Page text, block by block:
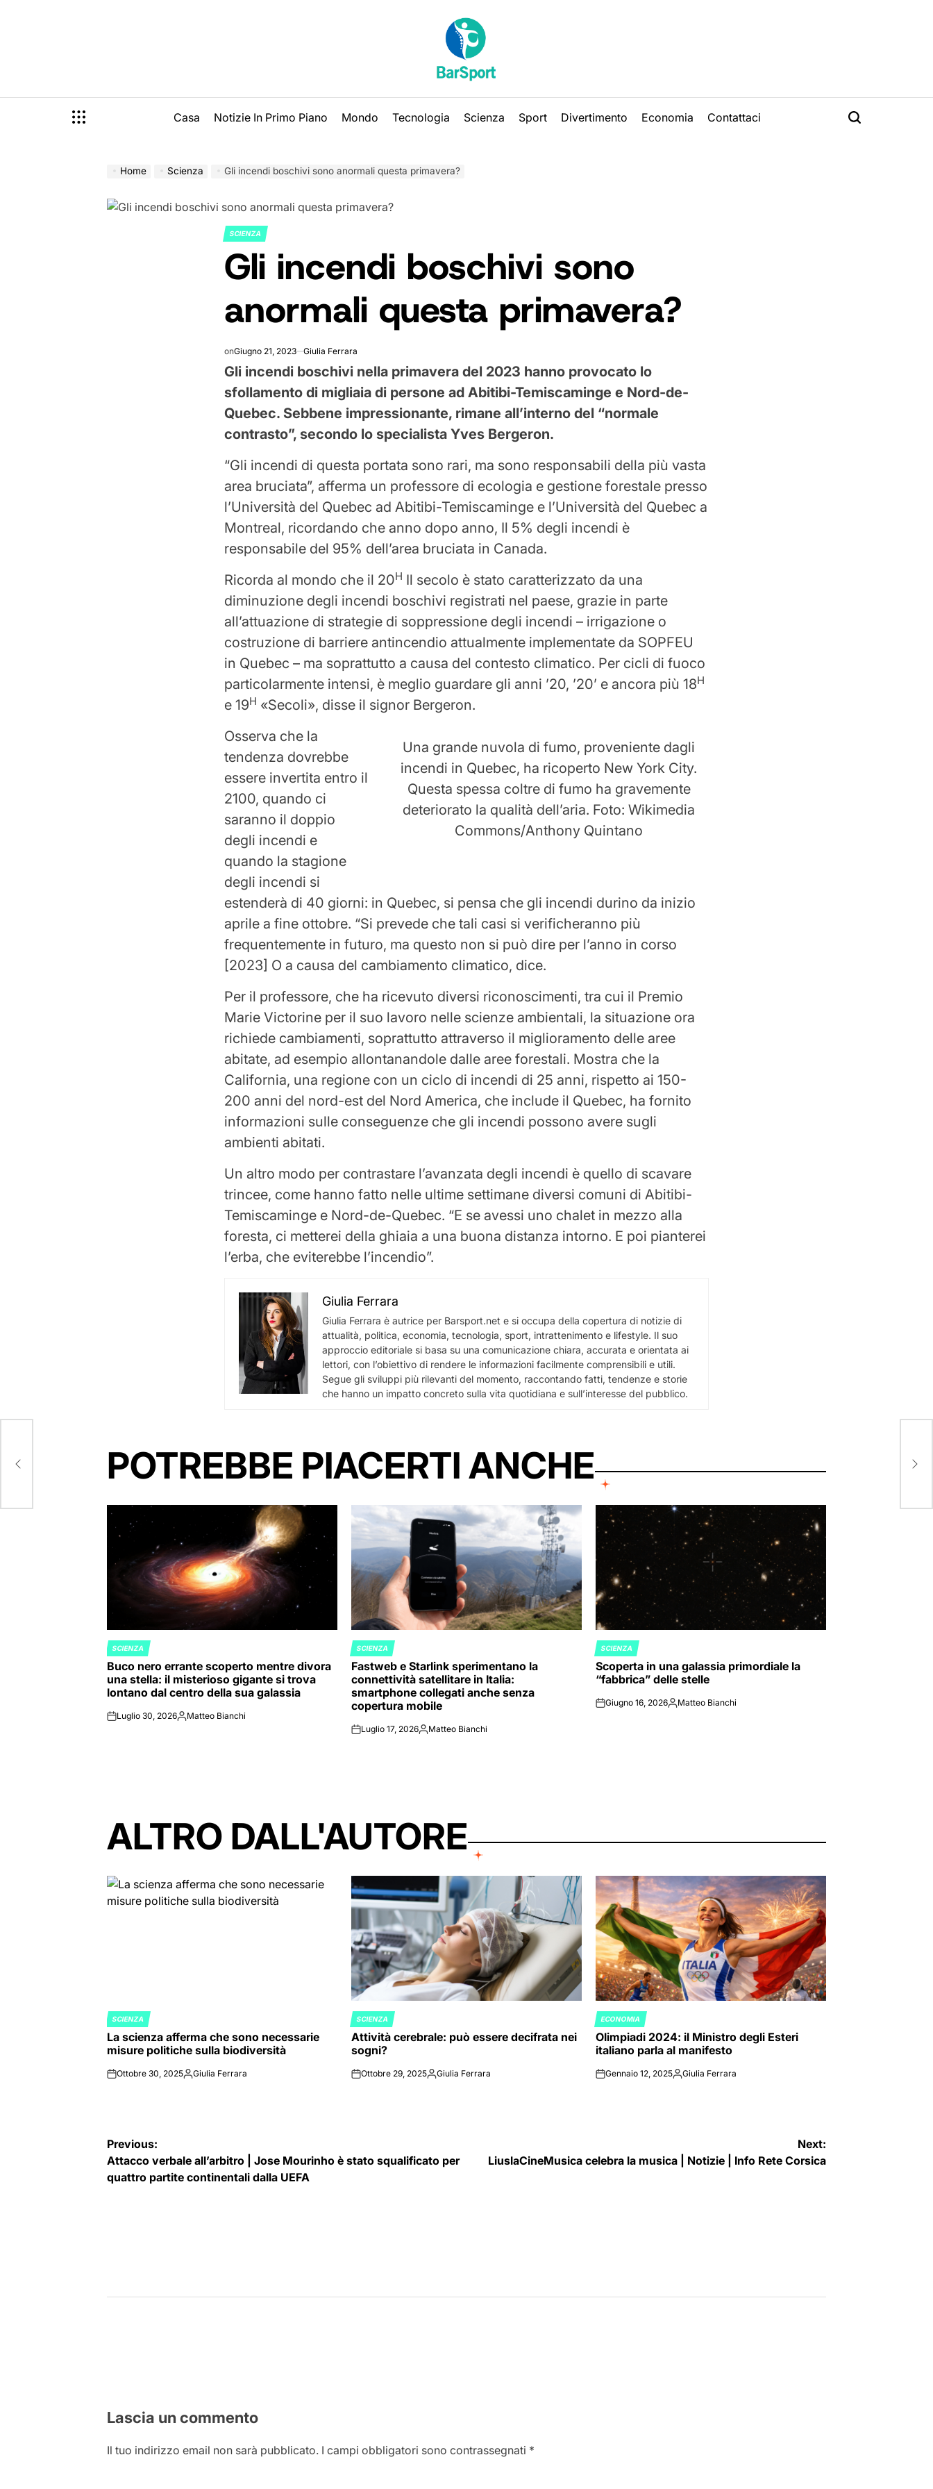
Casa Notizie In Primo Piano Mondo Tecnologia Scienza Sport Divertimento Economia Contattaci
Home Scienza Gli incendi boschivi sono anormali questa primavera?
POSTED
SCIENZA
Gli incendi boschivi sono
anormali questa primavera?
onGiugno 21, 2023 Giulia Ferrara
Gli incendi boschivi nella primavera del 2023 hanno provocato lo
sfollamento di migliaia di persone ad Abitibi-Temiscaminge e Nord-de-
Quebec. Sebbene impressionante, rimane all’interno del “normale
contrasto”, secondo lo specialista Yves Bergeron.
“Gli incendi di questa portata sono rari, ma sono responsabili della più vasta
area bruciata”, afferma un professore di ecologia e gestione forestale presso
l’Università del Quebec ad Abitibi-Temiscaminge e l’Università del Quebec a
Montreal, ricordando che anno dopo anno, Il 5% degli incendi è
responsabile del 95% dell’area bruciata in Canada.
Ricorda al mondo che il 20H Il secolo è stato caratterizzato da una
diminuzione degli incendi boschivi registrati nel paese, grazie in parte
all’attuazione di strategie di soppressione degli incendi – irrigazione o
costruzione di barriere antincendio attualmente implementate da SOPFEU
in Quebec – ma soprattutto a causa del contesto climatico. Per cicli di fuoco
particolarmente intensi, è meglio guardare gli anni ’20, ’20’ e ancora più 18H
e 19H «Secoli», disse il signor Bergeron.
Una grande nuvola di fumo, proveniente dagli
incendi in Quebec, ha ricoperto New York City.
Questa spessa coltre di fumo ha gravemente
deteriorato la qualità dell’aria. Foto: Wikimedia
Commons/Anthony Quintano
Osserva che la
tendenza dovrebbe
essere invertita entro il
2100, quando ci
saranno il doppio
degli incendi e
quando la stagione
degli incendi si
estenderà di 40 giorni: in Quebec, si pensa che gli incendi durino da inizio
aprile a fine ottobre. “Si prevede che tali casi si verificheranno più
frequentemente in futuro, ma questo non si può dire per l’anno in corso
[2023] O a causa del cambiamento climatico, dice.
Per il professore, che ha ricevuto diversi riconoscimenti, tra cui il Premio
Marie Victorine per il suo lavoro nelle scienze ambientali, la situazione ora
richiede cambiamenti, soprattutto attraverso il miglioramento delle aree
abitate, ad esempio allontanandole dalle aree forestali. Mostra che la
California, una regione con un ciclo di incendi di 25 anni, rispetto ai 150-
200 anni del nord-est del Nord America, che include il Quebec, ha fornito
informazioni sulle conseguenze che gli incendi possono avere sugli
ambienti abitati.
Un altro modo per contrastare l’avanzata degli incendi è quello di scavare
trincee, come hanno fatto nelle ultime settimane diversi comuni di Abitibi-
Temiscaminge e Nord-de-Quebec. “E se avessi uno chalet in mezzo alla
foresta, ci metterei della ghiaia a una buona distanza intorno. E poi pianterei
l’erba, che eviterebbe l’incendio”.
Giulia Ferrara
Giulia Ferrara è autrice per Barsport.net e si occupa della copertura di notizie di
attualità, politica, economia, tecnologia, sport, intrattenimento e lifestyle. Il suo
approccio editoriale si basa su una comunicazione chiara, accurata e orientata ai
lettori, con l’obiettivo di rendere le informazioni facilmente comprensibili e utili.
Segue gli sviluppi più rilevanti del momento, raccontando fatti, tendenze e storie
che hanno un impatto concreto sulla vita quotidiana e sull’interesse del pubblico.
POTREBBE PIACERTI ANCHE
POSTED
IN
SCIENZA
Buco nero errante scoperto mentre divora
una stella: il misterioso gigante si trova
lontano dal centro della sua galassia
onLuglio 30, 2026Posted
Matteo Bianchi
POSTED
IN
SCIENZA
Fastweb e Starlink sperimentano la
connettività satellitare in Italia:
smartphone collegati anche senza
copertura mobile
onLuglio 17, 2026Posted
Matteo Bianchi
POSTED
IN
SCIENZA
Scoperta in una galassia primordiale la
“fabbrica” delle stelle
onGiugno 16, 2026Posted
Matteo Bianchi
ALTRO DALL'AUTORE
POSTED
IN
SCIENZA
La scienza afferma che sono necessarie
misure politiche sulla biodiversità
onOttobre 30, 2025Posted
Giulia Ferrara
POSTED
IN
SCIENZA
Attività cerebrale: può essere decifrata nei
sogni?
onOttobre 29, 2025Posted
Giulia Ferrara
POSTED
IN
ECONOMIA
Olimpiadi 2024: il Ministro degli Esteri
italiano parla al manifesto
onGennaio 12, 2025Posted
Giulia Ferrara
Navigazione
articoli
Previous:
Attacco verbale all’arbitro | Jose Mourinho è stato squalificato per
quattro partite continentali dalla UEFA
Next:
LiuslaCineMusica celebra la musica | Notizie | Info Rete Corsica
Lascia un commento
Il tuo indirizzo email non sarà pubblicato. I campi obbligatori sono contrassegnati *